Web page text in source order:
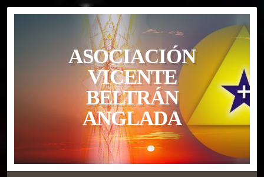
ASOCIACIÓN
VICENTE
BELTRÁN
ANGLADA